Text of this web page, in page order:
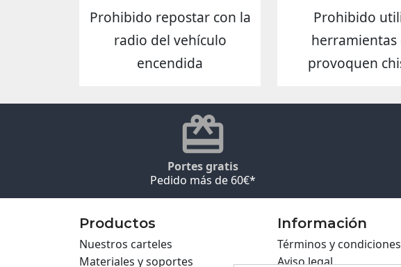
Prohibido repostar con la
radio del vehículo
encendida
Prohibido
herramientas
provoquen
Portes gratis
Pedido más de 60€*
Productos
Nuestros carteles
Materiales y soportes
Información
Términos y
Aviso legal